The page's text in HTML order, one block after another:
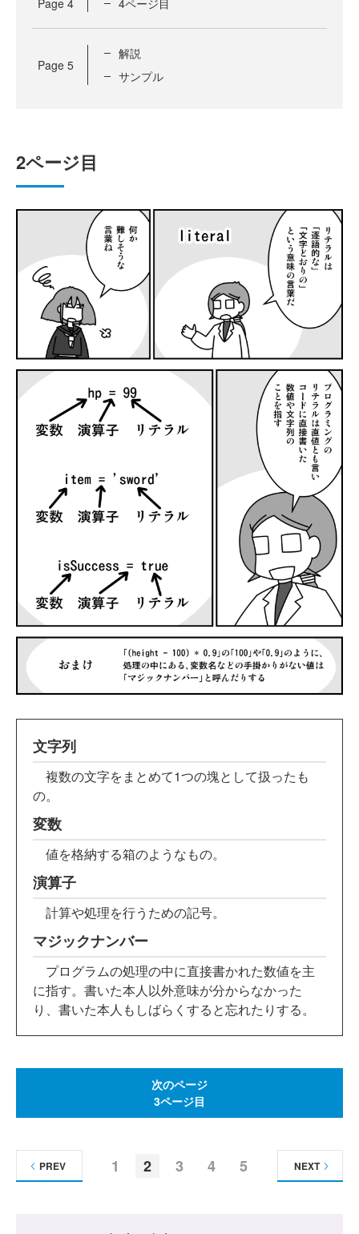
Page 4 4ページ目
Page 5
解説
サンプル
2ページ目
文字列
複数の文字をまとめて1つの塊として扱ったも
の。
変数
値を格納する箱のようなもの。
演算子
計算や処理を行うための記号。
マジックナンバー
プログラムの処理の中に直接書かれた数値を主
に指す。書いた本人以外意味が分からなかった
り、書いた本人もしばらくすると忘れたりする。
次のページ
3ページ目
1 2 3 4 5
PREV NEXT